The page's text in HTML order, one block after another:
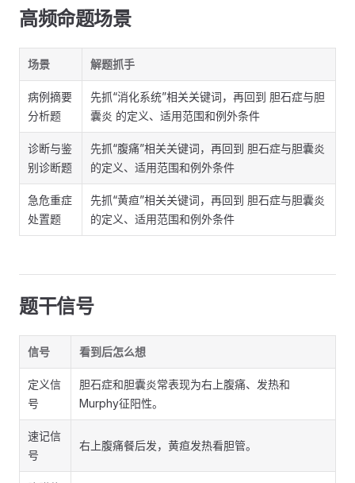
高频命题场景
场景 解题抓手
病例摘要
分析题
先抓“消化系统”相关关键词，再回到 胆石症与胆
囊炎 的定义、适用范围和例外条件
诊断与鉴
别诊断题
先抓“腹痛”相关关键词，再回到 胆石症与胆囊炎
的定义、适用范围和例外条件
急危重症
处置题
先抓“黄疸”相关关键词，再回到 胆石症与胆囊炎
的定义、适用范围和例外条件
题干信号
信号 看到后怎么想
定义信
号
胆石症和胆囊炎常表现为右上腹痛、发热和
Murphy征阳性。
速记信
号
右上腹痛餐后发，黄疸发热看胆管。